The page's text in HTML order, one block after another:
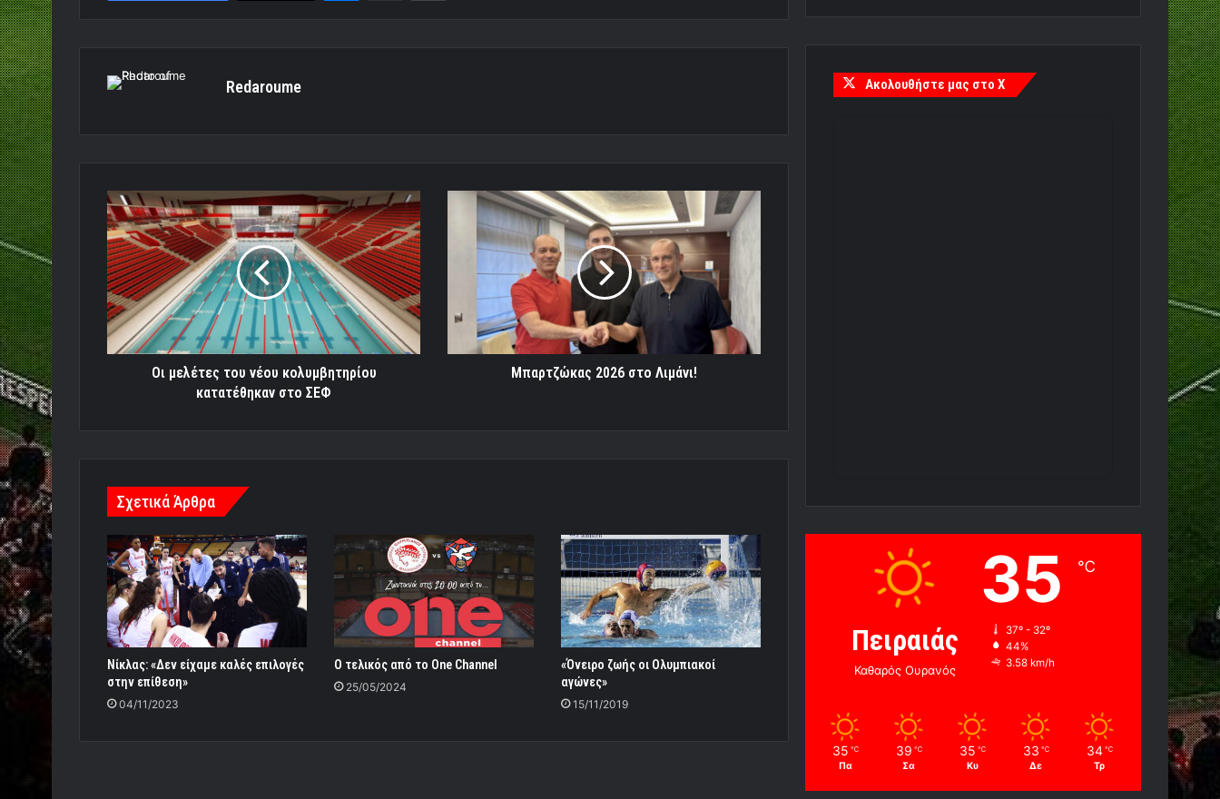
Redaroume
Οι
μελέτες
του
νέου
κολυμβητηρίου
κατατέθηκαν
στο
ΣΕΦ
Οι μελέτες του νέου κολυμβητηρίου
κατατέθηκαν στο ΣΕΦ
Μπαρτζώκας
Μπαρτζώκας 2026 στο Λιμάνι!
Σχετικά Άρθρα
Νίκλας: «Δεν είχαμε καλές επιλογές
στην επίθεση»
04/11/2023
Ο τελικός από το One Channel
25/05/2024
«Όνειρο ζωής οι Ολυμπιακοί
αγώνες»
15/11/2019
Ακολουθήστε μας στο X
Πειραιάς
Καθαρός Ουρανός
35 ℃
37º - 32º
44%
3.58 km/h
35 ℃
Πα
39 ℃
Σα
35 ℃
Κυ
33 ℃
Δε
34 ℃
Τρ